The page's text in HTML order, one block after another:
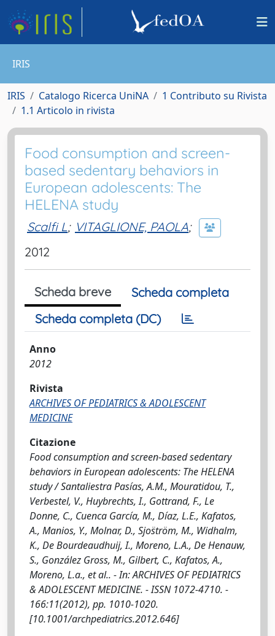
IRIS
IRIS Catalogo Ricerca UniNA
1 Contributo su Rivista
1.1 Articolo in rivista
Food consumption and screen-
based sedentary behaviors in
European adolescents: The
HELENA study
Scalfi L; VITAGLIONE, PAOLA;
2012
Scheda breve
Scheda completa
Scheda completa (DC)
Anno
2012
Rivista
ARCHIVES OF PEDIATRICS & ADOLESCENT
MEDICINE
Citazione
Food consumption and screen-based sedentary
behaviors in European adolescents: The HELENA
study / Santaliestra Pasías, A.M., Mouratidou, T.,
Verbestel, V., Huybrechts, I., Gottrand, F., Le
Donne, C., Cuenca García, M., Díaz, L.E., Kafatos,
A., Manios, Y., Molnar, D., Sjos̈tröm, M., Widhalm,
K., De Bourdeaudhuij, I., Moreno, L.A., De Henauw,
S., González Gross, M., Gilbert, C., Kafatos, A.,
Moreno, L.a., et al.. - In: ARCHIVES OF PEDIATRICS
& ADOLESCENT MEDICINE. - ISSN 1072-4710. -
166:11(2012), pp. 1010-1020.
[10.1001/archpediatrics.2012.646]